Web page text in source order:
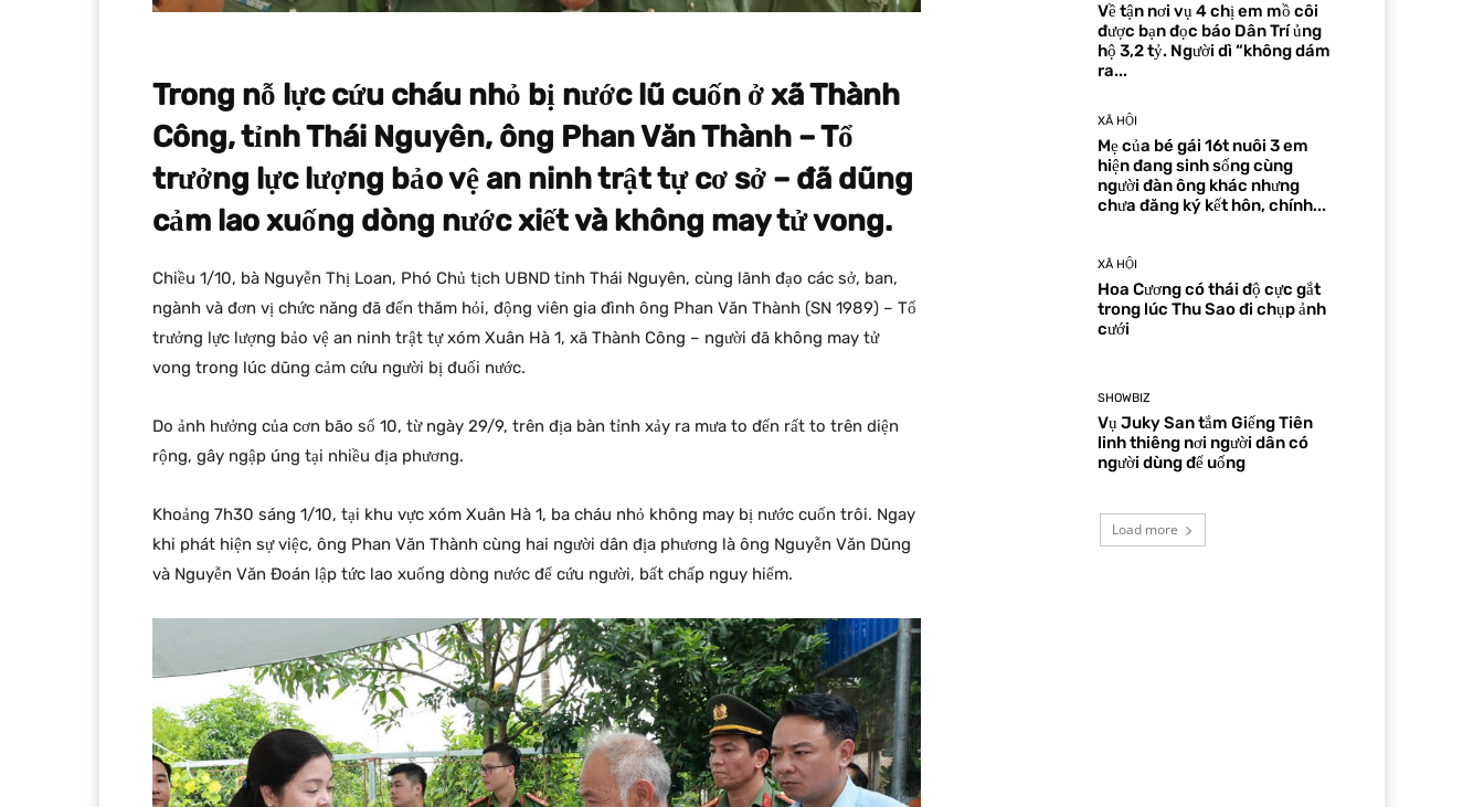
Trong nỗ lực cứu cháu nhỏ bị nước lũ cuốn ở xã Thành
Công, tỉnh Thái Nguyên, ông Phan Văn Thành – Tổ
trưởng lực lượng bảo vệ an ninh trật tự cơ sở – đã dũng
cảm lao xuống dòng nước xiết và không may tử vong.
Chiều 1/10, bà Nguyễn Thị Loan, Phó Chủ tịch UBND tỉnh Thái Nguyên, cùng lãnh đạo các sở, ban,
ngành và đơn vị chức năng đã đến thăm hỏi, động viên gia đình ông Phan Văn Thành (SN 1989) – Tổ
trưởng lực lượng bảo vệ an ninh trật tự xóm Xuân Hà 1, xã Thành Công – người đã không may tử
vong trong lúc dũng cảm cứu người bị đuối nước.
Do ảnh hưởng của cơn bão số 10, từ ngày 29/9, trên địa bàn tỉnh xảy ra mưa to đến rất to trên diện
rộng, gây ngập úng tại nhiều địa phương.
Khoảng 7h30 sáng 1/10, tại khu vực xóm Xuân Hà 1, ba cháu nhỏ không may bị nước cuốn trôi. Ngay
khi phát hiện sự việc, ông Phan Văn Thành cùng hai người dân địa phương là ông Nguyễn Văn Dũng
và Nguyễn Văn Đoán lập tức lao xuống dòng nước để cứu người, bất chấp nguy hiểm.
Về tận nơi vụ 4 chị em mồ côi
được bạn đọc báo Dân Trí ủng
hộ 3,2 tỷ. Người dì “không dám
ra...
XÃ HỘI
Mẹ của bé gái 16t nuôi 3 em
hiện đang sinh sống cùng
người đàn ông khác nhưng
chưa đăng ký kết hôn, chính...
XÃ HỘI
Hoa Cương có thái độ cực gắt
trong lúc Thu Sao đi chụp ảnh
cưới
SHOWBIZ
Vụ Juky San tắm Giếng Tiên
linh thiêng nơi người dân có
người dùng để uống
Load more